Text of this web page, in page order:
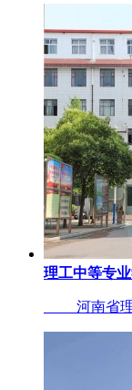
理工中等专
河南省理